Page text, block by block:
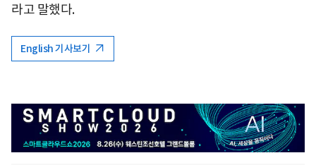
라고 말했다.
English 기사보기